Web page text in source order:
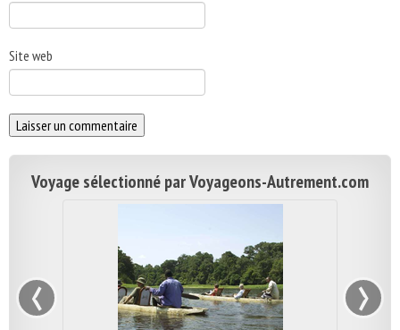
Site web
Voyage sélectionné par Voyageons-Autrement.com
‹ ›